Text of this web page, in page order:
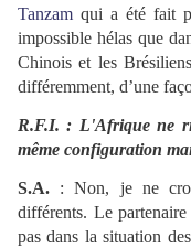
Tanzam qui a été fait
impossible hélas que
Chinois et les
différemment, d’une
R.F.I. : L'Afrique ne
même configuration
S.A. : Non, je ne
différents. Le
pas dans la situation